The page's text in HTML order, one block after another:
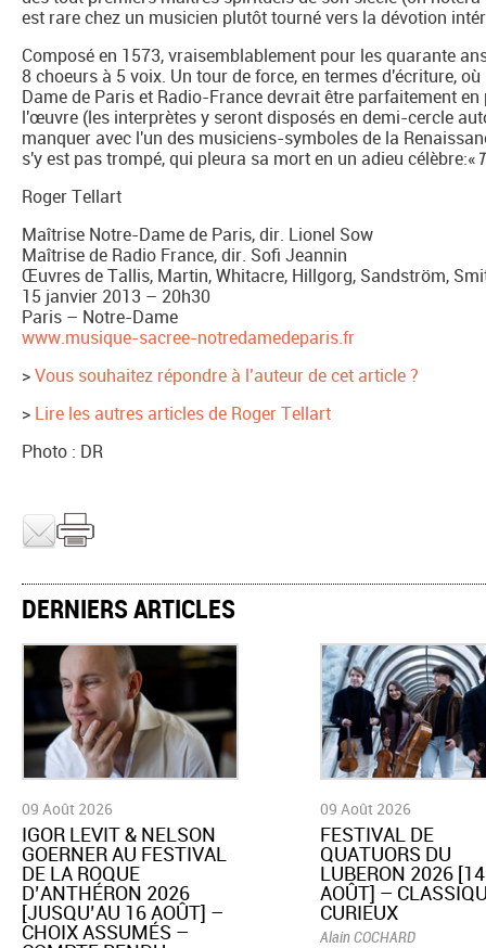
est rare chez un musicien plutôt tourné vers la dévotion
Composé en 1573, vraisemblablement pour les quarante
8 choeurs à 5 voix. Un tour de force, en termes d'écriture,
Dame de Paris et Radio-France devrait être parfaitement
l'œuvre (les interprètes y seront disposés en demi-cercle
manquer avec l'un des musiciens-symboles de la
s'y est pas trompé, qui pleura sa mort en un adieu célèbre:«
Roger Tellart
Maîtrise Notre-Dame de Paris, dir. Lionel Sow
Maîtrise de Radio France, dir. Sofi Jeannin
Œuvres de Tallis, Martin, Whitacre, Hillgorg, Sandström,
15 janvier 2013 – 20h30
Paris – Notre-Dame
www.musique-sacree-notredamedeparis.fr
>Vous souhaitez répondre à l’auteur de cet article ?
> Lire les autres articles de Roger Tellart
Photo : DR
DERNIERS ARTICLES
09 Août 2026
​IGOR LEVIT & NELSON
GOERNER AU FESTIVAL
DE LA ROQUE
D’ANTHÉRON 2026
[JUSQU’AU 16 AOÛT] –
CHOIX ASSUMÉS –
09 Août 2026
​FESTIVAL DE
QUATUORS DU
LUBERON 2026
AOÛT] –
CURIEUX
Alain COCHARD